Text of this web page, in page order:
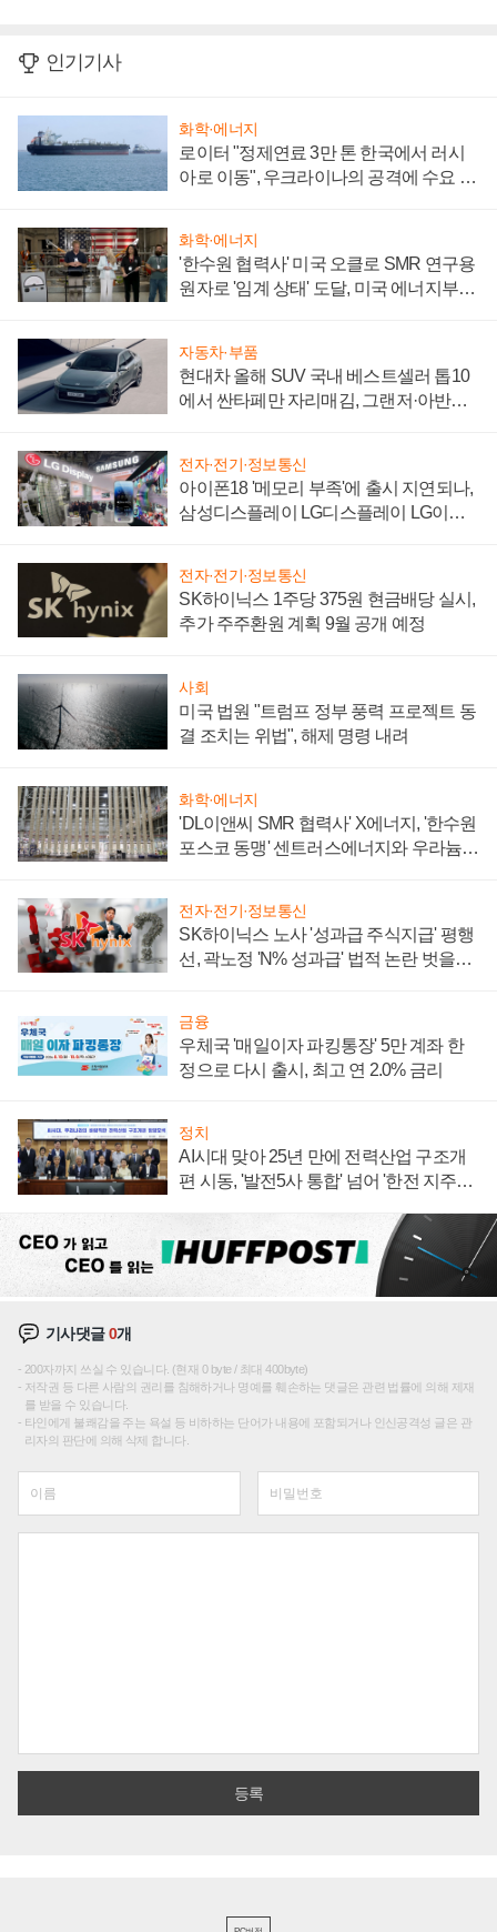
인기기사
화학·에너지
로이터 "정제연료 3만 톤 한국에서 러시
아로 이동", 우크라이나의 공격에 수요 늘
화학·에너지
'한수원 협력사' 미국 오클로 SMR 연구용
원자로 '임계 상태' 도달, 미국 에너지부
자동차·부품
현대차 올해 SUV 국내 베스트셀러 톱10
에서 싼타페만 자리매김, 그랜저·아반떼
전자·전기·정보통신
아이폰18 '메모리 부족'에 출시 지연되나,
삼성디스플레이 LG디스플레이 LG이노
전자·전기·정보통신
SK하이닉스 1주당 375원 현금배당 실시,
추가 주주환원 계획 9월 공개 예정
사회
미국 법원 "트럼프 정부 풍력 프로젝트 동
결 조치는 위법", 해제 명령 내려
화학·에너지
'DL이앤씨 SMR 협력사' X에너지, '한수원
포스코 동맹' 센트러스에너지와 우라늄
전자·전기·정보통신
SK하이닉스 노사 '성과급 주식지급' 평행
선, 곽노정 'N% 성과급' 법적 논란 벗을지
금융
우체국 '매일이자 파킹통장' 5만 계좌 한
정으로 다시 출시, 최고 연 2.0% 금리
정치
AI시대 맞아 25년 만에 전력산업 구조개
편 시동, '발전5사 통합' 넘어 '한전 지주사'
기사댓글0개
200자까지 쓰실 수 있습니다. (현재 0 byte / 최대 400byte)
저작권 등 다른 사람의 권리를 침해하거나 명예를 훼손하는 댓글은 관련 법률에 의해 제재
를 받을 수 있습니다.
타인에게 불쾌감을 주는 욕설 등 비하하는 단어가 내용에 포함되거나 인신공격성 글은 관
리자의 판단에 의해 삭제 합니다.